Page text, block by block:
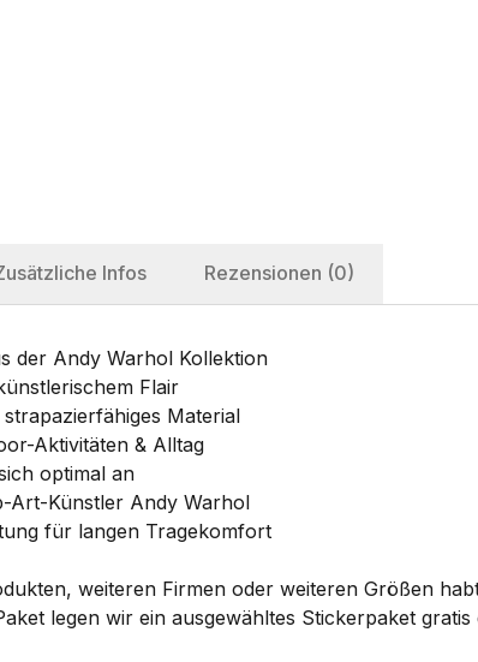
Infos Rezensionen (0)
der Andy Warhol Kollektion
Flair
Material
Aktivitäten & Alltag
optimal an
Art-Künstler Andy Warhol
für langen Tragekomfort
weiteren Firmen oder weiteren Größen
legen wir ein ausgewähltes Stickerpaket gratis